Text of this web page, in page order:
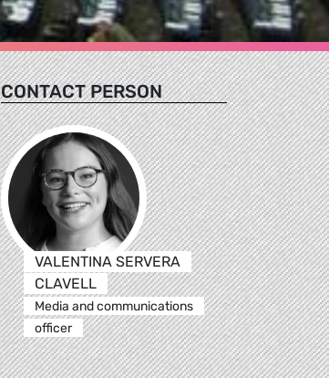
CONTACT PERSON
VALENTINA SERVERA
CLAVELL
Media and communications
officer